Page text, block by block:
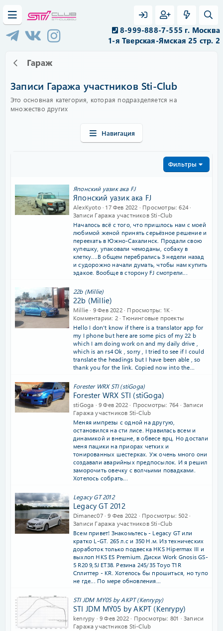
8-999-888-7-555 г. Москва
1-я Тверская-Ямская 25 стр. 2
Гараж
Записи Гаража участников Sti-Club
Это основная категория, которая подразделяется на
множество других
Навигация
Фильтры
Японский уазик ака FJ
Японский уазик ака FJ
AlexKyoto 17 Фев 2022 Просмотры 624
Записи Гаража участников Sti-Club
Началось всё с того, что пришлось нам с моей
любимой женой принять серьёзное решение и
переехать в Южно-Сахалинск. Продали свою
купешку, упаковали чемоданы, собаку в
клетку....В общем перебрались 3 недели назад
и судорожно начали думать, чтобы нам купить
эдакое. Вообще в сторону FJ смотрели...
22b (Millie)
22b (Millie)
Millie 9 Фев 2022 Просмотры 1K
Комментарии 2
Тюнинговые проекты
Hello I don't know if there is a translator app for
my I phone but here are some pics of my 22 b
which I am doing work on and my daily drive ,
which is an rs4 Ok , sorry , I tried to see if I could
translate the headings but I have been able , so
thank you for the link. Copied now into the...
Forester WRX STI (stiGoga)
Forester WRX STI (stiGoga)
stiGoga 9 Фев 2022 Просмотры 764
Записи
Гаража участников Sti-Club
Меняя импрезы с одной на другую,
остановился на сти лисе. Нравилась всем и
динамикой и внешне, в обвесе врц. Но достали
меня пацики на приорах четких и
тонированных шестерках. Уж очень много они
создавали аварийных предпосылок. И я решил
заморочить овечку с волчьими повадками.
Хотелось собрать...
Legacy GT 2012
Legacy GT 2012
Dimanec07 9 Фев 2022 Просмотры 502
Записи Гаража участников Sti-Club
Всем привет! Знакомьтесь - Legacy GT или
кратко L-GT. 265 л.с и 350 Н.м. Из технических
доработок только подвеска HKS Hipermax III и
выхлоп HKS ES Premium. Диски Work Gnosis GS-
5 R20 9,5J ET38. Резина 245/35 Toyo T1R
Сплиттер - KR. Хотелось бы прошиться, но тупо
не где... По мере обновления...
STI JDM MY`05 by АКРТ (Kenrypy)
STI JDM MY`05 by АКРТ (Kenrypy)
kenrypy 9 Фев 2022 Просмотры 801
Записи
Гаража участников Sti-Club